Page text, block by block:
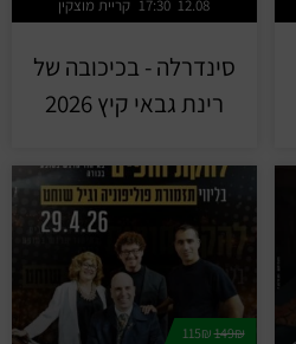
קריית מוצקין 17:30 12.08
סינדרלה - בכיכובה של
רינת גבאי קיץ 2026
149₪
115₪